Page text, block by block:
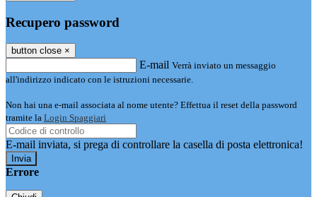
Recupero password
button close ×
E-mail Verrà inviato un messaggio
all'indirizzo indicato con le istruzioni necessarie.
Non hai una e-mail associata al nome utente? Effettua il reset della password
tramite la Login Spaggiari
E-mail inviata, si prega di controllare la casella di posta elettronica!
Errore